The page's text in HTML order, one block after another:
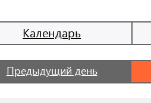
Календарь
Предыдущий день